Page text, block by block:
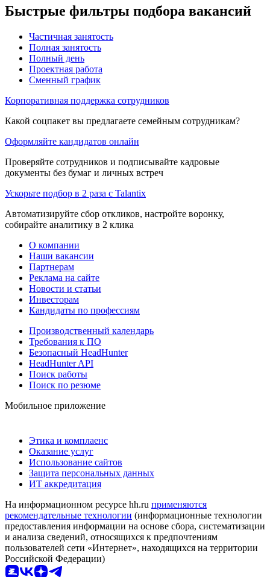
Быстрые фильтры подбора вакансий
Частичная занятость
Полная занятость
Полный день
Проектная работа
Сменный график
Корпоративная поддержка сотрудников
Какой соцпакет вы предлагаете семейным сотрудникам?
Оформляйте кандидатов онлайн
Проверяйте сотрудников и подписывайте кадровые
документы без бумаг и личных встреч
Ускорьте подбор в 2 раза с Talantix
Автоматизируйте сбор откликов, настройте воронку,
собирайте аналитику в 2 клика
О компании
Наши вакансии
Партнерам
Реклама на сайте
Новости и статьи
Инвесторам
Кандидаты по профессиям
Производственный календарь
Требования к ПО
Безопасный HeadHunter
HeadHunter API
Поиск работы
Поиск по резюме
Мобильное приложение
Этика и комплаенс
Оказание услуг
Использование сайтов
Защита персональных данных
ИТ аккредитация
На информационном ресурсе hh.ru применяются
рекомендательные технологии (информационные технологии
предоставления информации на основе сбора, систематизации
и анализа сведений, относящихся к предпочтениям
пользователей сети «Интернет», находящихся на территории
Российской Федерации)